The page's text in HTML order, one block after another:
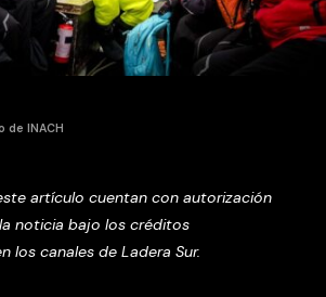
INACH
artículo cuentan con autorización
noticia bajo los créditos
los canales de Ladera Sur.